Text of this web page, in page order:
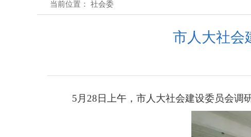
黄石市人民代表大会常务委员会公告
关于征集立法工作规划（2027年
关于征求《黄石市停车场建设管理条
公开征集“扩大内需大力提振消费”社会
当前位置： 社会委
市人大社会
5月28日上午，市人大社会建设委员会调